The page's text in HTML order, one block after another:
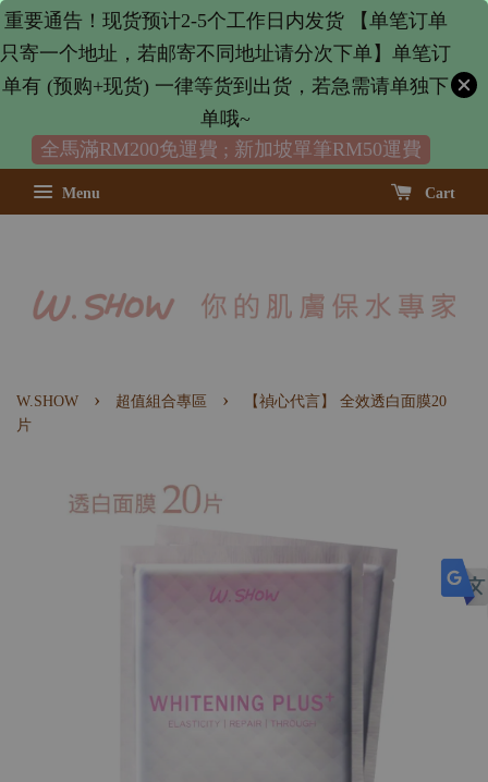
重要通告！现货预计2-5个工作日内发货 【单笔订单
只寄一个地址，若邮寄不同地址请分次下单】单笔订
单有 (预购+现货) 一律等货到出货，若急需请单独下
单哦~
全馬滿RM200免運費 ; 新加坡單筆RM50運費
Menu Cart
W.SHOW › 超值組合專區 ›
【禎心代言】 全效透白面膜20
片